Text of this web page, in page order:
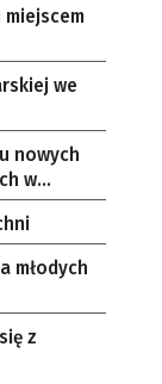
miejscem
we
nowych
w
młodych
z